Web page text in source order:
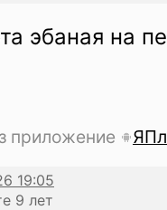
эбаная на
приложение
9 лет